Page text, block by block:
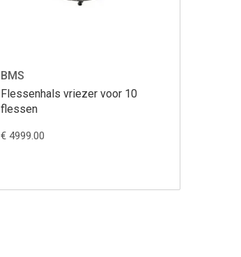
BMS
Flessenhals vriezer voor 10
flessen
€ 4999.00